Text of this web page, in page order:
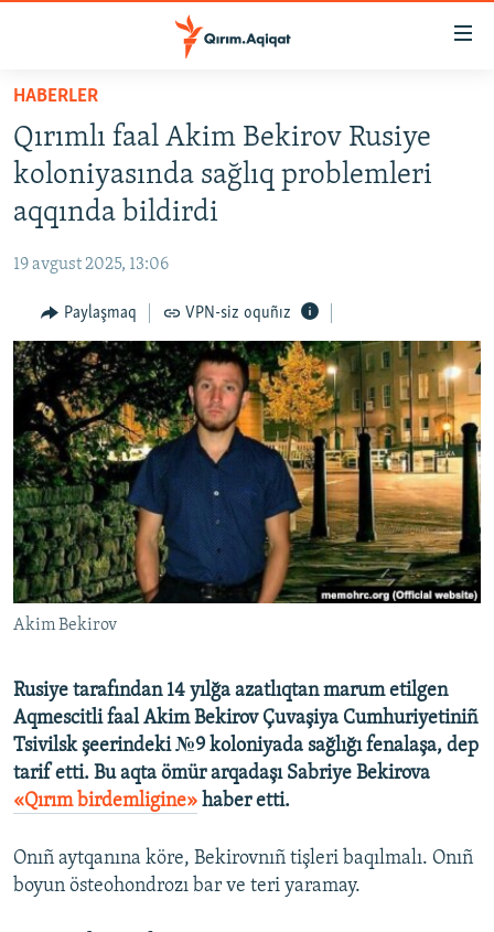
Esas
qaytmaq
Baş
navigatsiyağa
qaytmaq
Qıdıruvğa
qaytmaq
HABERLER
SİYASET
İQTİSADİYAT
MEDENİYET
İNSAN AQLARI
VİDEO
SÜRET
BLOGLAR
FİKİR
Русский
Українською
QOŞULIÑIZ!
RFE/RS bütün saytları
HABERLER
Qırımlı faal Akim Bekirov Rusiye
koloniyasında sağlıq problemleri
aqqında bildirdi
19 avgust 2025, 13:06
Paylaşmaq VPN-siz oquñız
Akim Bekirov
Rusiye tarafından 14 yılğa azatlıqtan marum etilgen
Aqmescitli faal Akim Bekirov Çuvaşiya Cumhuriyetiniñ
Tsivilsk şeerindeki №9 koloniyada sağlığı fenalaşa, dep
tarif etti. Bu aqta ömür arqadaşı Sabriye Bekirova
«Qırım birdemligine» haber etti.
Onıñ aytqanına köre, Bekirovnıñ tişleri baqılmalı. Onıñ
boyun östeohondrozı bar ve teri yaramay.